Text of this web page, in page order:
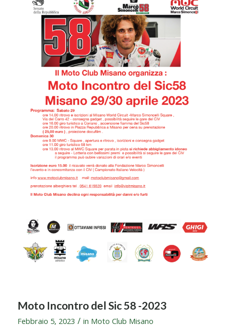
Moto Incontro del Sic 58 -2023
Febbraio 5, 2023 / in Moto Club Misano